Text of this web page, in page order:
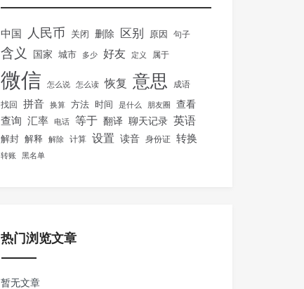
中国 人民币 关闭 删除 区别 原因 句子
含义 国家 城市 多少 好友 定义 属于
微信 怎么说 怎么读 恢复 意思 成语
找回 拼音 换算 方法 时间 是什么 朋友圈 查看
查询 汇率 电话 等于 翻译 聊天记录 英语
解封 解释 解除 计算 设置 读音 身份证 转换
转账 黑名单
热门浏览文章
暂无文章